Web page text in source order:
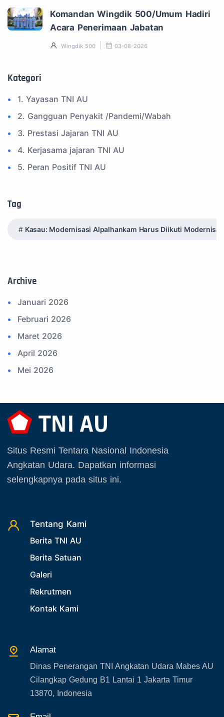
Komandan Wingdik 500/Umum Hadiri
Acara Penerimaan Jabatan
Wingdik 500 03-08-2026
Kategori
1. Yayasan TNI AU
2. Gangguan Penyakit /Pandemi/Wabah
3. Prestasi Jajaran TNI AU
4. Kerjasama jajaran TNI AU
5. Peran Positif TNI AU
7. Spam Bukan Berita TNI
9. Tni au
12. Federasi Aero Sport Indonesia
13. Satuan Karya Dirgantara - Pramuka
14. Komite Olahraga Militer Indonesia (komi)
15. Upacara
16. Sertijab
17. Potensi Kedirgantaraan
19. Agenda TNI
20. Agenda TNI AU
22. Latihan TNI
23. Operasi TNI
26. Agenda Yasarini
27. Politik
28. Bukan Berita TNI AU
29. Akademik
30. Organisasi TNI
31. SPAM
34. Agenda Kabupaten/Kota
35. Gangguan bandara
36. Kecelakaan pesawat TNI
Tag
Kasau: Modernisasi Alpalhankam Harus Diikuti
Archive
Januari 2026
Februari 2026
Maret 2026
April 2026
Mei 2026
Juli 2026
Agustus 2026
Oktober 2025
November 2025
Situs Resmi Tentara Nasional Indonesia
Angkatan Udara. Dapatkan informasi
selengkapnya pada situs ini.
Tentang Kami
Berita TNI AU
Berita Satuan
Galeri
Rekrutmen
Kontak Kami
Alamat
Dinas Penerangan TNI Angkatan Udara Mabes AU
Cilangkap Gedung B1 Lantai 1 Jakarta Timur
13870, Indonesia